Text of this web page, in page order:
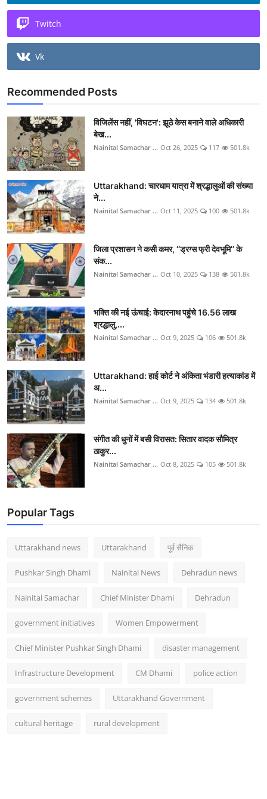
Twitch
Vk
Recommended Posts
विजिलेंस नहीं, 'विघटन': झूठे केस बनाने वाले अधिकारी
बेख...
Nainital Samachar ... Oct 26, 2025 117 501.8k
Uttarakhand: चारधाम यात्रा में श्रद्धालुओं की संख्या
ने...
Nainital Samachar ... Oct 11, 2025 100 501.8k
जिला प्रशासन ने कसी कमर, ‘‘ड्रग्स फ्री देवभूमि’’ के
संक...
Nainital Samachar ... Oct 10, 2025 138 501.8k
भक्ति की नई ऊंचाई: केदारनाथ पहुंचे 16.56 लाख
श्रद्धालु,...
Nainital Samachar ... Oct 9, 2025 106 501.8k
Uttarakhand: हाई कोर्ट ने अंकिता भंडारी हत्याकांड में
अ...
Nainital Samachar ... Oct 9, 2025 134 501.8k
संगीत की धुनों में बसी विरासत: सितार वादक सौमित्र
ठाकुर...
Nainital Samachar ... Oct 8, 2025 105 501.8k
Popular Tags
Uttarakhand news Uttarakhand पूर्व सैनिक
Pushkar Singh Dhami Nainital News Dehradun news
Nainital Samachar Chief Minister Dhami Dehradun
government initiatives Women Empowerment
Chief Minister Pushkar Singh Dhami disaster management
Infrastructure Development CM Dhami police action
government schemes Uttarakhand Government
cultural heritage rural development